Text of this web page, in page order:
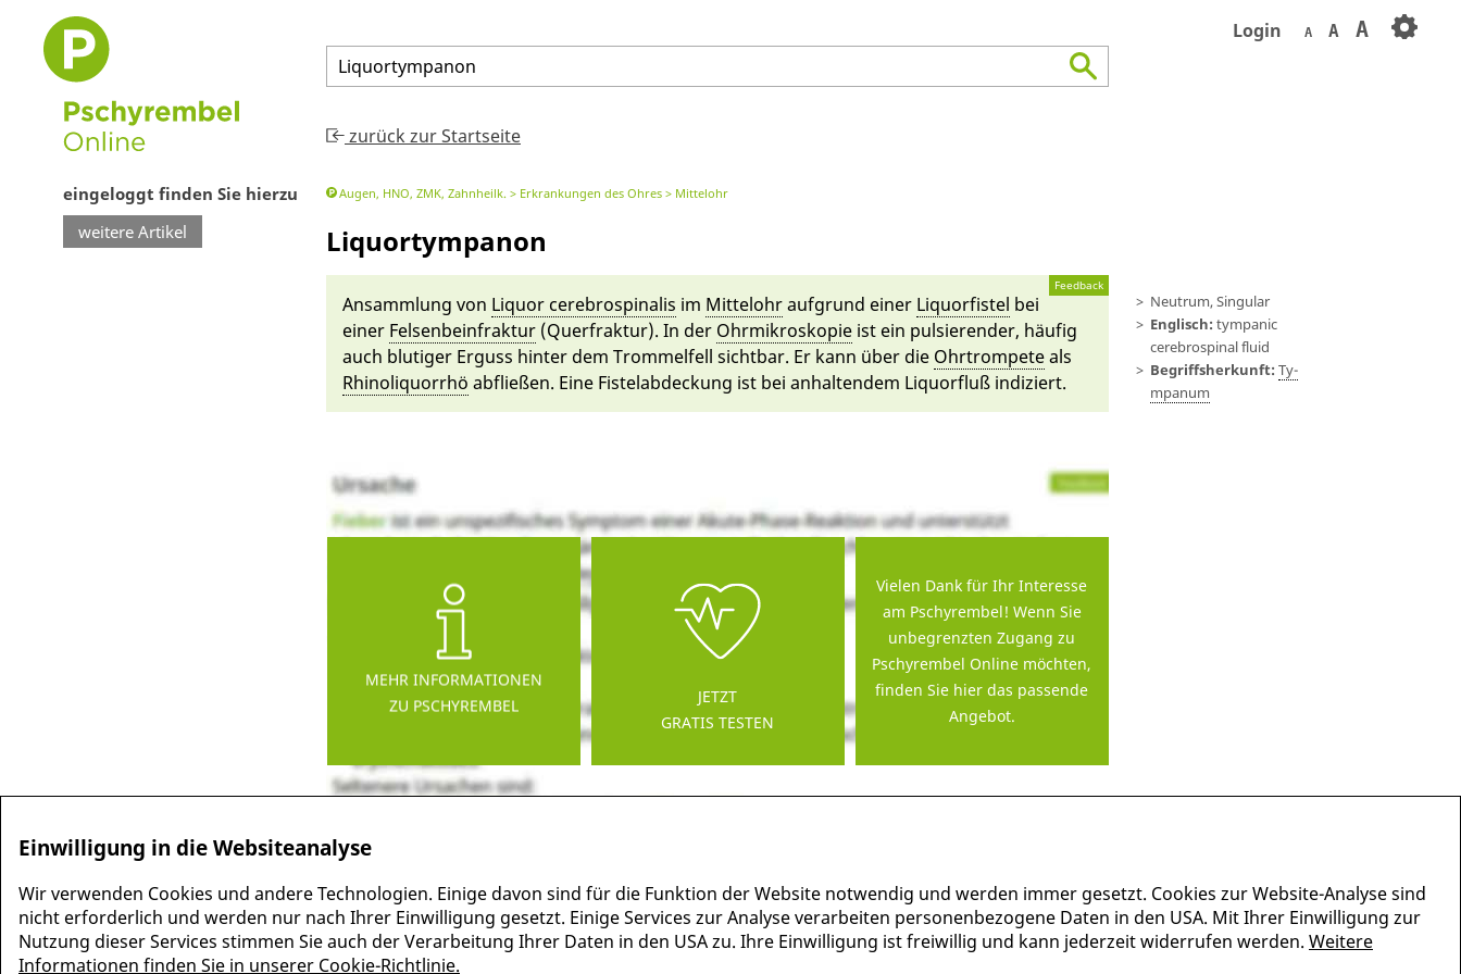
eingeloggt finden Sie hierzu
weitere Artikel
Login A A A
Liquortympanon
zurück zur Startseite
Augen, HNO, ZMK, Zahnheilk. Erkrankungen des Ohres Mittelohr
Liquortympanon
Neutrum, Singular
Englisch: tympanic
cerebrospinal fluid
Begriffsherkunft: Ty­
mpanum
Feedback
An­samm­lung von Liquor cerebro­spina­lis im Mit­telohrauf­grund ei­ner Liquor­fistel bei
ei­ner Fel­sen­beinfraktur (Querfraktur). In der Ohr­mikro­skopie ist ein pulsie­ren­der, häu­fig
auch blutiger Er­guss hin­ter dem Trommel­fell sicht­bar. Er kann ü­ber die Ohr­trompeteals
Rhinoliquor­rhö ab­fließen. Ei­ne Fiste­lab­deckung ist bei an­haltendem Liquor­fluß in­diziert.
MEHR INFORMATIONEN
ZU PSCHYREMBEL
JETZT
GRATIS TESTEN
Vielen Dank für Ihr Interesse
am Pschyrembel! Wenn Sie
unbegrenzten Zugang zu
Pschyrembel Online möchten,
finden Sie hier das passende
Angebot.
Einwilligung in die Websiteanalyse
Wir verwenden Cookies und andere Technologien. Einige davon sind für die Funktion der Website notwendig und werden immer gesetzt. Cookies zur Website-Analyse sind
nicht erforderlich und werden nur nach Ihrer Einwilligung gesetzt. Einige Services zur Analyse verarbeiten personenbezogene Daten in den USA. Mit Ihrer Einwilligung zur
Nutzung dieser Services stimmen Sie auch der Verarbeitung Ihrer Daten in den USA zu. Ihre Einwilligung ist freiwillig und kann jederzeit widerrufen werden. Weitere
Informationen finden Sie in unserer Cookie-Richtlinie.